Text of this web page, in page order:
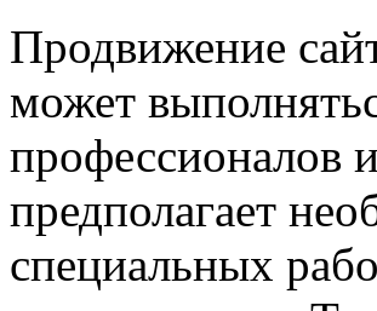
Продвижение
может
профессионалов
предполагает
специальных